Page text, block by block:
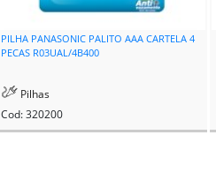
PILHA PANASONIC PALITO AAA CARTELA 4
PECAS R03UAL/4B400
Pilhas
Cod: 320200